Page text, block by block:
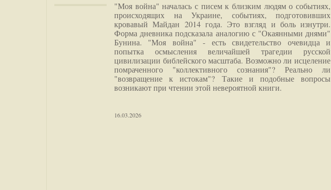
"Моя война" началась с писем к близким людям о событиях,
происходящих на Украине, событиях, подготовивших
кровавый Майдан 2014 года. Это взгляд и боль изнутри.
Форма дневника подсказала аналогию с "Окаянными днями"
Бунина. "Моя война" - есть свидетельство очевидца и
попытка осмысления величайшей трагедии русской
цивилизации библейского масштаба. Возможно ли исцеление
помраченного "коллективного сознания"? Реально ли
"возвращение к истокам"? Такие и подобные вопросы
возникают при чтении этой невероятной книги.
16.03.2026